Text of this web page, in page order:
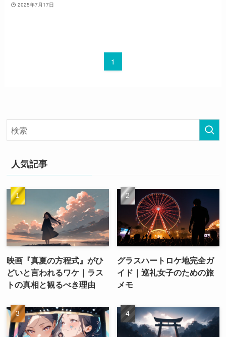
2025年7月17日
1
人気記事
映画『真夏の方程式』がひ
どいと言われるワケ｜ラス
トの真相と観るべき理由
グラスハートロケ地完全ガ
イド｜巡礼女子のための旅
メモ